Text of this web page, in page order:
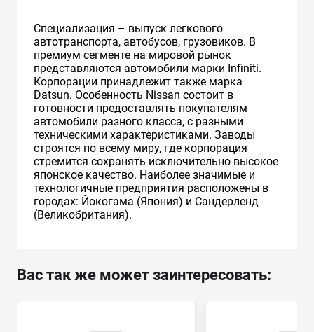
Специализация – выпуск легкового
автотранспорта, автобусов, грузовиков. В
премиум сегменте на мировой рынок
представляются автомобили марки Infiniti.
Корпорации принадлежит также марка
Datsun. Особенность Nissan состоит в
готовности предоставлять покупателям
автомобили разного класса, с разными
техническими характеристиками. Заводы
строятся по всему миру, где корпорация
стремится сохранять исключительно высокое
японское качество. Наиболее значимые и
технологичные предприятия расположены в
городах: Йокогама (Япония) и Сандерленд
(Великобритания).
Вас так же может заинтересовать: